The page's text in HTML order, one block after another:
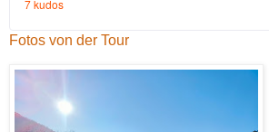
Fotos von der Tour